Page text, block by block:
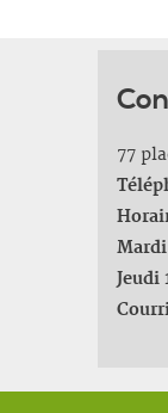
77
Mardi
Jeudi